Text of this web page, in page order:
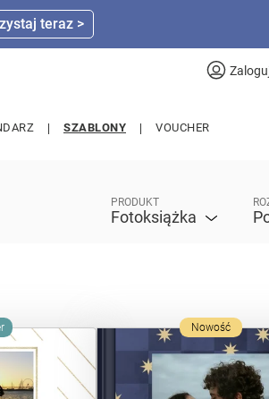
teraz >
SZABLONY VOUCHER
PRODUKT
Fotoksiążka
Nowość